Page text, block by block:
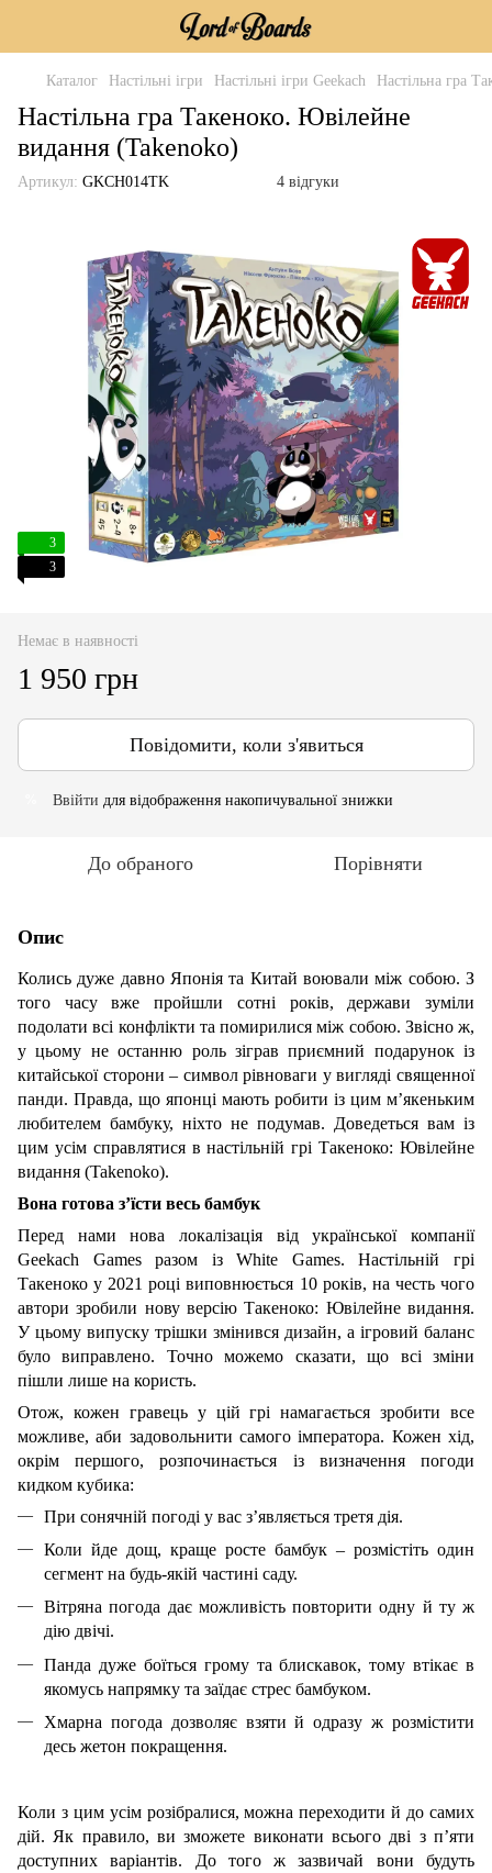
Каталог Настільні ігри Настільні ігри Geekach Настільна гра
Настільна гра Такеноко. Ювілейне
видання (Takenoko)
Артикул: GKCH014TK 4 відгуки
3
3
Немає в наявності
1 950 грн
Повідомити, коли з'явиться
Ввійти для відображення накопичувальної знижки
До обраного Порівняти
Опис
Колись дуже давно Японія та Китай воювали між собою. З
того часу вже пройшли сотні років, держави зуміли
подолати всі конфлікти та помирилися між собою. Звісно ж,
у цьому не останню роль зіграв приємний подарунок із
китайської сторони – символ рівноваги у вигляді священної
панди. Правда, що японці мають робити із цим м’якеньким
любителем бамбуку, ніхто не подумав. Доведеться вам із
цим усім справлятися в настільній грі Такеноко: Ювілейне
видання (Takenoko).
Вона готова з’їсти весь бамбук
Перед нами нова локалізація від української компанії
Geekach Games разом із White Games. Настільній грі
Такеноко у 2021 році виповнюється 10 років, на честь чого
автори зробили нову версію Такеноко: Ювілейне видання.
У цьому випуску трішки змінився дизайн, а ігровий баланс
було виправлено. Точно можемо сказати, що всі зміни
пішли лише на користь.
Отож, кожен гравець у цій грі намагається зробити все
можливе, аби задовольнити самого імператора. Кожен хід,
окрім першого, розпочинається із визначення погоди
кидком кубика:
При сонячній погоді у вас з’являється третя дія.
Коли йде дощ, краще росте бамбук – розмістіть один
сегмент на будь-якій частині саду.
Вітряна погода дає можливість повторити одну й ту ж
дію двічі.
Панда дуже боїться грому та блискавок, тому втікає в
якомусь напрямку та заїдає стрес бамбуком.
Хмарна погода дозволяє взяти й одразу ж розмістити
десь жетон покращення.
Коли з цим усім розібралися, можна переходити й до самих
дій. Як правило, ви зможете виконати всього дві з п’яти
доступних варіантів. До того ж зазвичай вони будуть